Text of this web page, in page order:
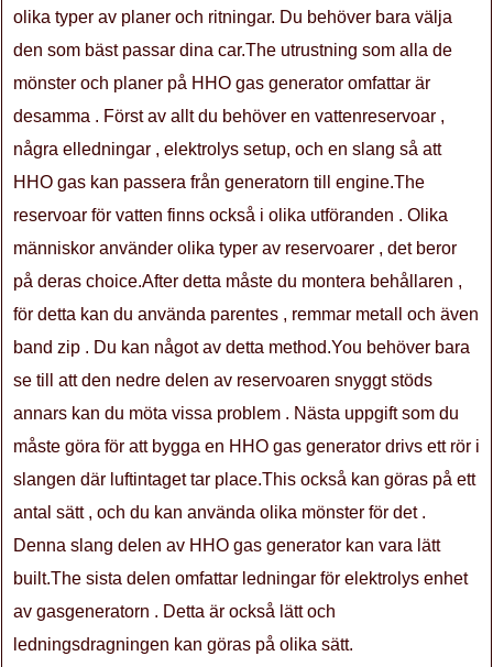
olika typer av planer och ritningar. Du behöver bara välja
den som bäst passar dina car.The utrustning som alla de
mönster och planer på HHO gas generator omfattar är
desamma . Först av allt du behöver en vattenreservoar ,
några elledningar , elektrolys setup, och en slang så att
HHO gas kan passera från generatorn till engine.The
reservoar för vatten finns också i olika utföranden . Olika
människor använder olika typer av reservoarer , det beror
på deras choice.After detta måste du montera behållaren ,
för detta kan du använda parentes , remmar metall och även
band zip . Du kan något av detta method.You behöver bara
se till att den nedre delen av reservoaren snyggt stöds
annars kan du möta vissa problem . Nästa uppgift som du
måste göra för att bygga en HHO gas generator drivs ett rör i
slangen där luftintaget tar place.This också kan göras på ett
antal sätt , och du kan använda olika mönster för det .
Denna slang delen av HHO gas generator kan vara lätt
built.The sista delen omfattar ledningar för elektrolys enhet
av gasgeneratorn . Detta är också lätt och
ledningsdragningen kan göras på olika sätt.